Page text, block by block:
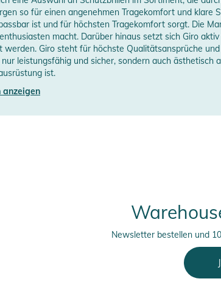
gegen Schnee und Wasser.
Entwickelt und perfektioniert im DOME,
Giros bahnbrechende Expansion View Technologie
unvergleichliches Sichtfeld bietet. Um einen
periphere Sicht unserer Brillen.
Für eine perfekte Kombination von Helm und
Funktion bieten.
so für einen angenehmen Tragekomfort und klare
ist und für höchsten Tragekomfort sorgt. Die
macht. Darüber hinaus setzt sich Giro
werden. Giro steht für höchste Qualitätsansprüche
leistungsfähig und sicher, sondern auch
ist.
anzeigen
Newsletter bestellen und